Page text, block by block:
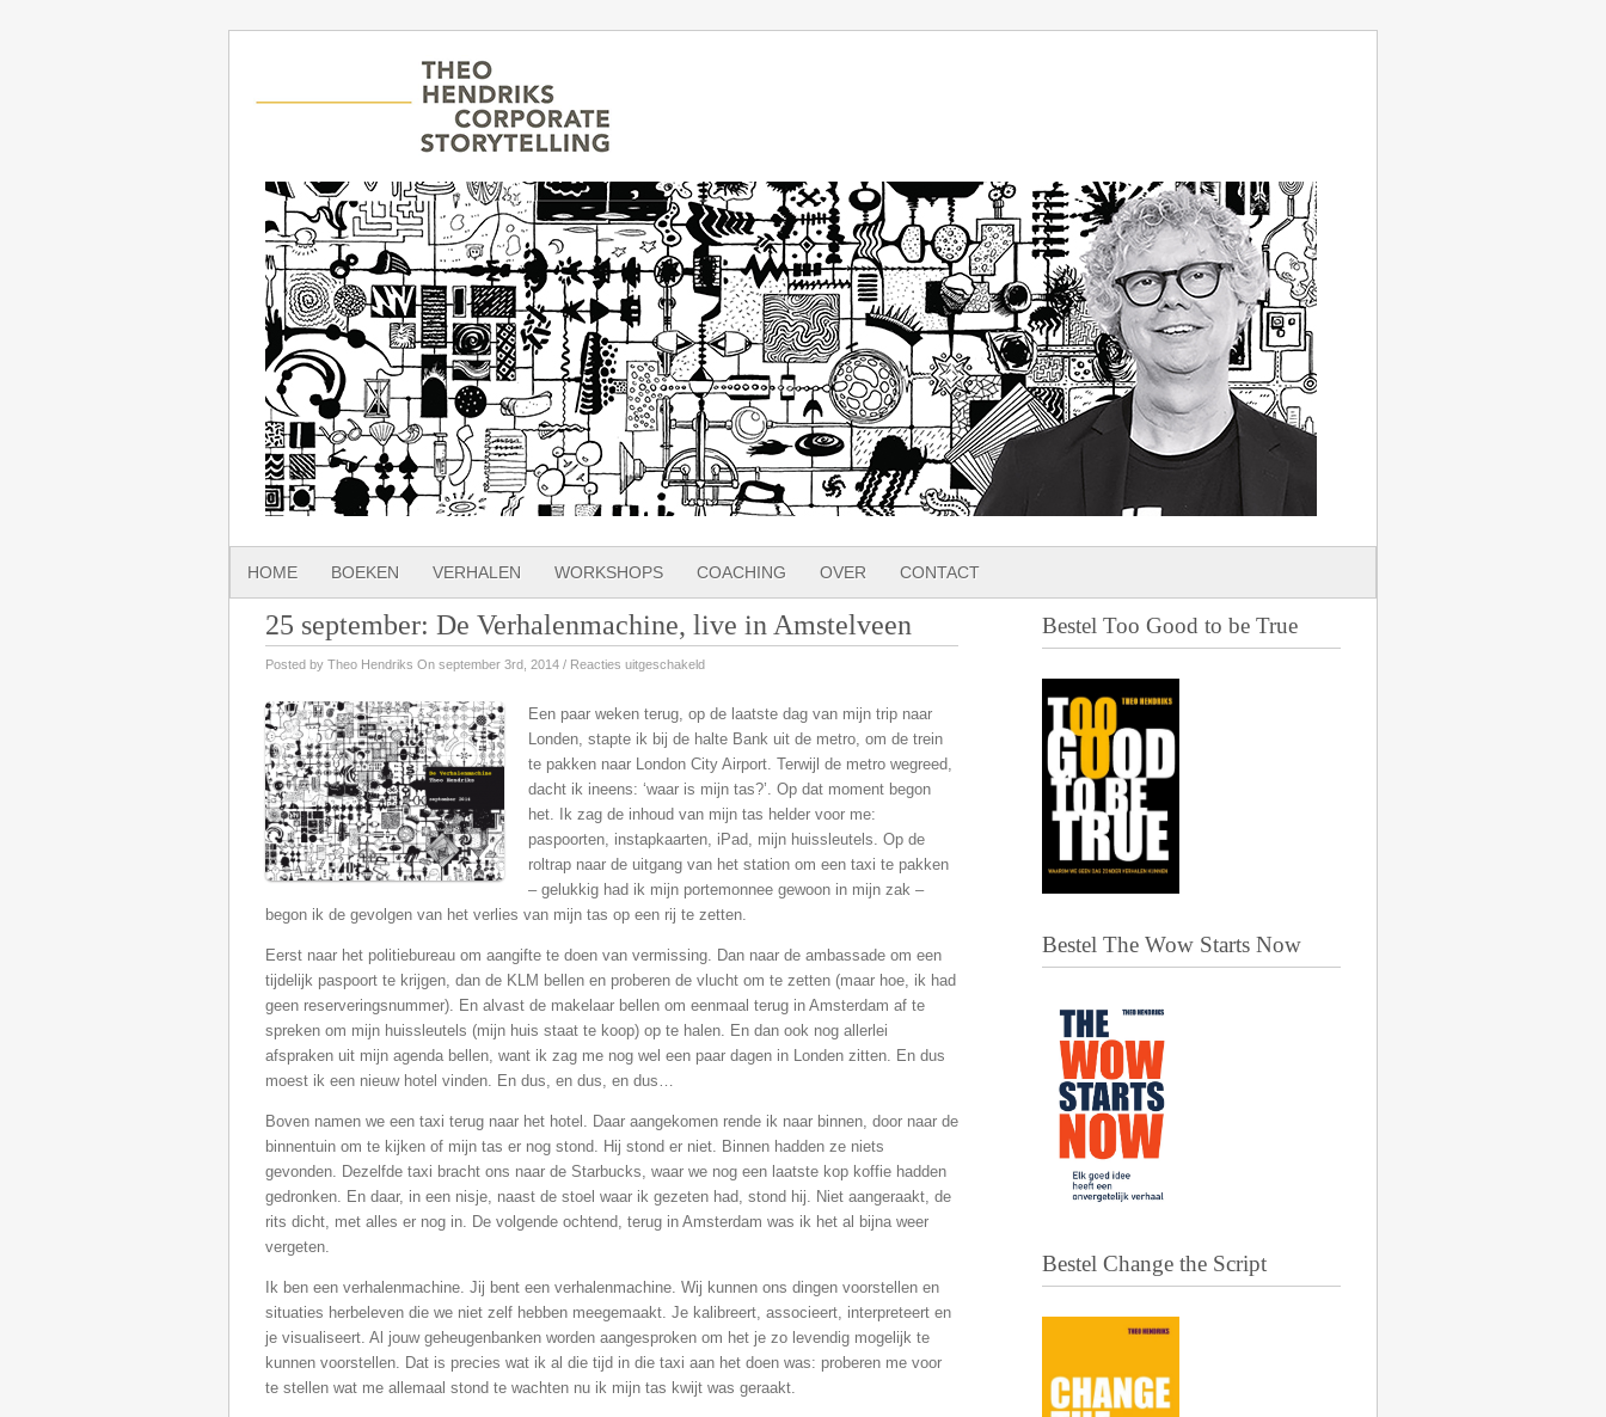
HOME BOEKEN VERHALEN WORKSHOPS COACHING OVER CONTACT
25 september: De Verhalenmachine, live in Amstelveen
Posted by Theo Hendriks On september 3rd, 2014 / Reacties uitgeschakeldvoor
september:
De
Verhalenmachine,
live
in
Amstelveen
Een paar weken terug, op de laatste dag van mijn trip naar
Londen, stapte ik bij de halte Bank uit de metro, om de trein
te pakken naar London City Airport. Terwijl de metro wegreed,
dacht ik ineens: ‘waar is mijn tas?’. Op dat moment begon
het. Ik zag de inhoud van mijn tas helder voor me:
paspoorten, instapkaarten, iPad, mijn huissleutels. Op de
roltrap naar de uitgang van het station om een taxi te pakken
– gelukkig had ik mijn portemonnee gewoon in mijn zak –
begon ik de gevolgen van het verlies van mijn tas op een rij te zetten.
Eerst naar het politiebureau om aangifte te doen van vermissing. Dan naar de ambassade om een
tijdelijk paspoort te krijgen, dan de KLM bellen en proberen de vlucht om te zetten (maar hoe, ik had
geen reserveringsnummer). En alvast de makelaar bellen om eenmaal terug in Amsterdam af te
spreken om mijn huissleutels (mijn huis staat te koop) op te halen. En dan ook nog allerlei
afspraken uit mijn agenda bellen, want ik zag me nog wel een paar dagen in Londen zitten. En dus
moest ik een nieuw hotel vinden. En dus, en dus, en dus…
Boven namen we een taxi terug naar het hotel. Daar aangekomen rende ik naar binnen, door naar de
binnentuin om te kijken of mijn tas er nog stond. Hij stond er niet. Binnen hadden ze niets
gevonden. Dezelfde taxi bracht ons naar de Starbucks, waar we nog een laatste kop koffie hadden
gedronken. En daar, in een nisje, naast de stoel waar ik gezeten had, stond hij. Niet aangeraakt, de
rits dicht, met alles er nog in. De volgende ochtend, terug in Amsterdam was ik het al bijna weer
vergeten.
Ik ben een verhalenmachine. Jij bent een verhalenmachine. Wij kunnen ons dingen voorstellen en
situaties herbeleven die we niet zelf hebben meegemaakt. Je kalibreert, associeert, interpreteert en
je visualiseert. Al jouw geheugenbanken worden aangesproken om het je zo levendig mogelijk te
kunnen voorstellen. Dat is precies wat ik al die tijd in die taxi aan het doen was: proberen me voor
te stellen wat me allemaal stond te wachten nu ik mijn tas kwijt was geraakt.
Bestel Too Good to be True
Bestel The Wow Starts Now
Bestel Change the Script